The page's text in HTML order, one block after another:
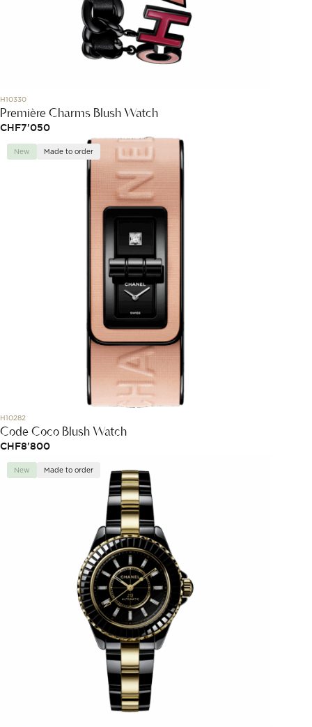
H10330
Première Charms Blush Watch
CHF7'050
New Made to order
H10282
Code Coco Blush Watch
CHF8'800
New Made to order